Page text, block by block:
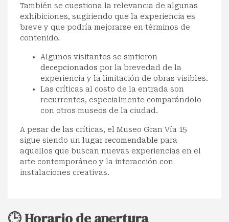
También se cuestiona la relevancia de algunas
exhibiciones, sugiriendo que la experiencia es
breve y que podría mejorarse en términos de
contenido.
Algunos visitantes se sintieron
decepcionados por la brevedad de la
experiencia y la limitación de obras visibles.
Las críticas al costo de la entrada son
recurrentes, especialmente comparándolo
con otros museos de la ciudad.
A pesar de las críticas, el Museo Gran Vía 15
sigue siendo un lugar recomendable para
aquellos que buscan nuevas experiencias en el
arte contemporáneo y la interacción con
instalaciones creativas.